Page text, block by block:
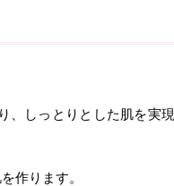
、しっとりとした肌を実現
作ります。